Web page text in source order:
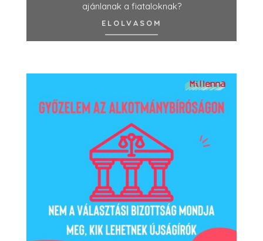
ajánlanak a fiataloknak?
ELOLVASOM